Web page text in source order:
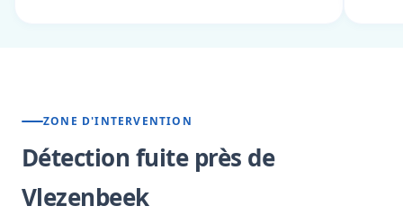
ZONE D'INTERVENTION
Détection fuite près de
Vlezenbeek